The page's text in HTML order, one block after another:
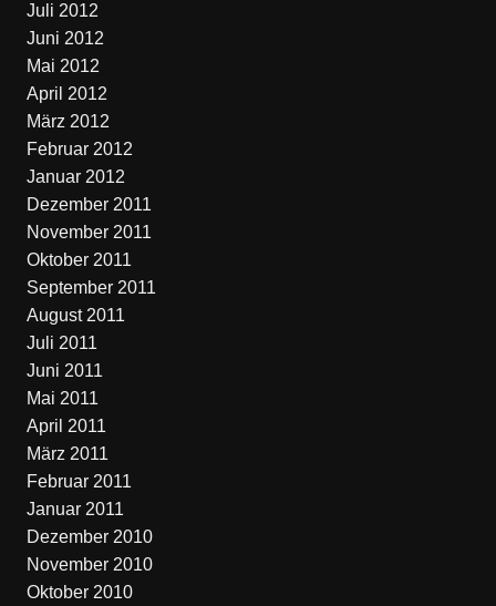
Juli 2012
Juni 2012
Mai 2012
April 2012
März 2012
Februar 2012
Januar 2012
Dezember 2011
November 2011
Oktober 2011
September 2011
August 2011
Juli 2011
Juni 2011
Mai 2011
April 2011
März 2011
Februar 2011
Januar 2011
Dezember 2010
November 2010
Oktober 2010